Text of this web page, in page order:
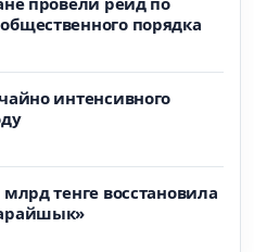
порядка
интенсивного
тенге восстановила